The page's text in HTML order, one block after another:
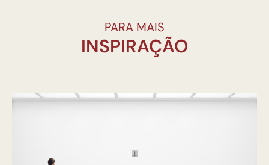
PARA MAIS
INSPIRAÇÃO